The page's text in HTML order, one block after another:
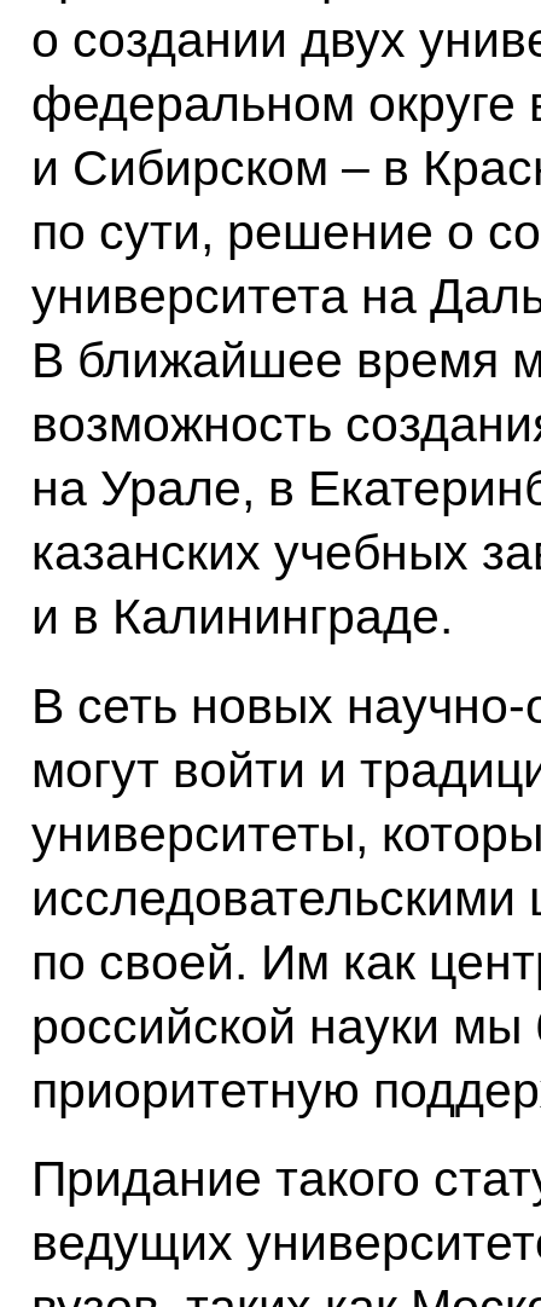
о создании двух
федеральном округе
и Сибирском – в
по сути, решение о
университета на
В ближайшее время
возможность
на Урале, в
казанских учебных
и в Калининграде.
В сеть новых
могут войти и
университеты,
исследовательскими
по своей. Им как
российской науки
приоритетную
Придание такого
ведущих